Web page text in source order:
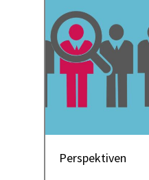
Perspektiven